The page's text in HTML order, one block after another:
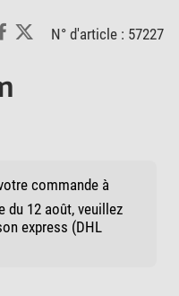
N° d'article : 57227
commande à
du 12 août, veuillez
express (DHL